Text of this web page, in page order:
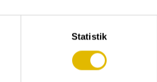
Statistik